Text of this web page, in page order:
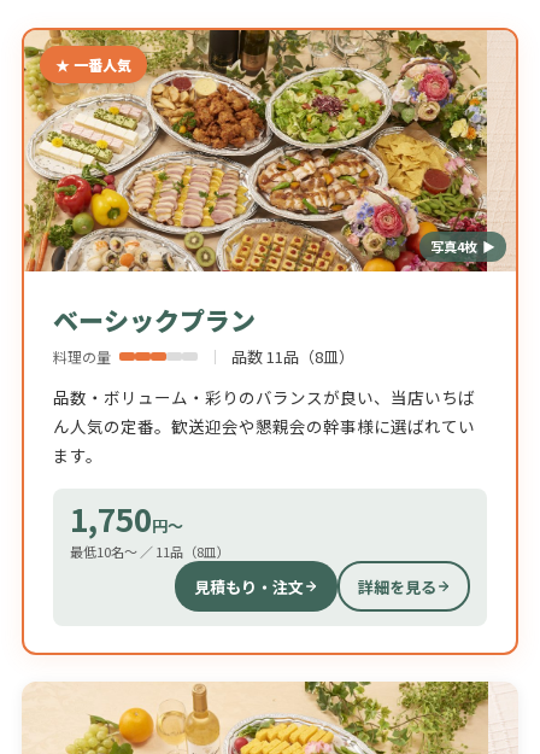
★ 一番人気
写真4枚 ▶
ベーシックプラン
料理の量 品数 11品（8皿）
品数・ボリューム・彩りのバランスが良い、当店いちば
ん人気の定番。歓送迎会や懇親会の幹事様に選ばれてい
ます。
1,750円〜
最低10名〜 ／ 11品（8皿）
見積もり・注文 詳細を見る